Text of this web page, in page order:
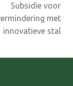
Subsidie voor
met
innovatieve stal